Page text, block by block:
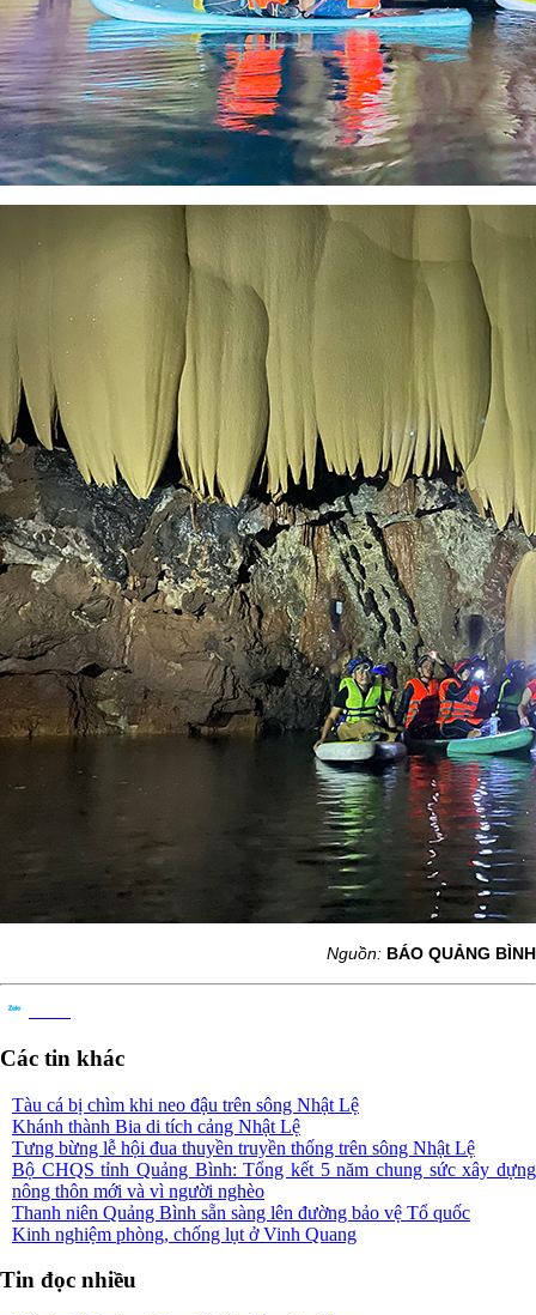
Nguồn: BÁO QUẢNG BÌNH
Các tin khác
Tàu cá bị chìm khi neo đậu trên sông Nhật Lệ
Khánh thành Bia di tích cảng Nhật Lệ
Tưng bừng lễ hội đua thuyền truyền thống trên sông Nhật Lệ
Bộ CHQS tỉnh Quảng Bình: Tổng kết 5 năm chung sức xây dựng
nông thôn mới và vì người nghèo
Thanh niên Quảng Bình sẵn sàng lên đường bảo vệ Tổ quốc
Kinh nghiệm phòng, chống lụt ở Vinh Quang
Tin đọc nhiều